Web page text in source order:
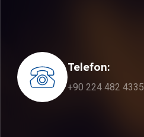
Telefon:
+90 224 482 4335